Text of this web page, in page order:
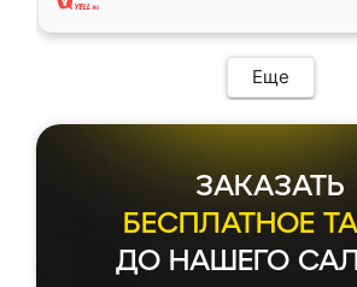
Еще
ЗАКАЗАТЬ
БЕСПЛАТНОЕ
ДО НАШЕГО